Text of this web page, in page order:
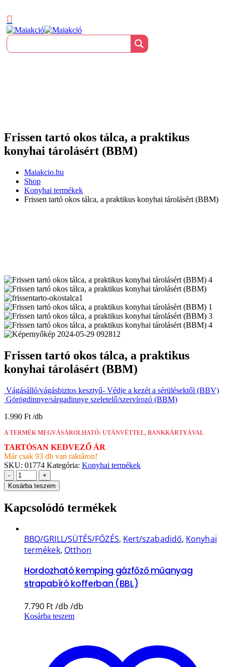
Frissen tartó okos tálca, a praktikus
konyhai tárolásért (BBM)
Maiakcio.hu
Shop
Konyhai termékek
Frissen tartó okos tálca, a praktikus konyhai tárolásért (BBM)
Frissen tartó okos tálca, a praktikus
konyhai tárolásért (BBM)
Vágásálló/vágásbiztos kesztyű- Védje a kezét a sérülésektől (BBV)
Görögdinnye/sárgadinnye szeletelő/szervírozó (BBM)
1.990 Ft
A TERMÉK MEGVÁSÁROLHATÓ: UTÁNVÉTTEL, BANKKÁRTYÁVAL
TARTÓSAN KEDVEZŐ ÁR
Már csak 93 db van raktáron!
SKU: 01774 Kategória: Konyhai termékek
-
+
Kosárba teszem
Kapcsolódó termékek
BBQ/GRILL/SÜTÉS/FŐZÉS, Kert/szabadidő, Konyhai
termékek, Otthon
Hordozható kemping gázfőző műanyag
strapabíró kofferban (BBL)
7.790 Ft
Kosárba teszem